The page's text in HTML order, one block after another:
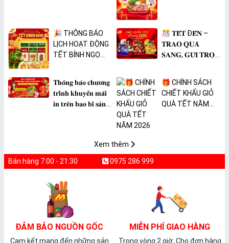
🎉 THÔNG BÁO
LỊCH HOẠT ĐỘNG
TẾT BÍNH NGỌ
🎊 𝐓𝐄̂́𝐓 Đ𝐄̂́𝐍 –
𝐓𝐑𝐀𝐎 𝐐𝐔𝐀̀
𝐒𝐀𝐍𝐆, 𝐆𝐔̛̉𝐈 𝐓𝐑𝐎̣𝐍
𝐓𝐡𝐨̂𝐧𝐠 𝐛𝐚́𝐨 𝐜𝐡𝐮̛𝐨̛𝐧𝐠
𝐭𝐫𝐢̀𝐧𝐡 𝐤𝐡𝐮𝐲𝐞̂́𝐧 𝐦𝐚̃𝐢
𝐢𝐧 𝐭𝐫𝐞̂𝐧 𝐛𝐚𝐨 𝐛𝐢̀ 𝐬𝐚̉𝐧
🎁 CHÍNH SÁCH
CHIẾT KHẤU GIỎ
QUÀ TẾT NĂM
Xem thêm
Bán hàng 7:00 - 21:30 0975 286 999
ĐẢM BẢO NGUỒN GỐC
Cam kết mang đến những sản
MIỄN PHÍ GIAO HÀNG
Trong vòng 2 giờ, Cho đơn hàng